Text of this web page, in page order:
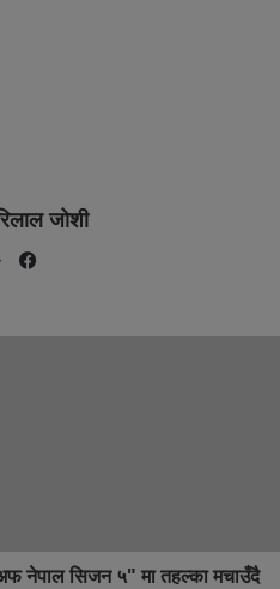
जोशी
नेपाल सिजन ५" मा तहल्का मचाउँदै